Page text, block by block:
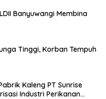
Banyuwangi Membina
Tinggi, Korban Tempuh
Kaleng PT Sunrise
Industri Perikanan